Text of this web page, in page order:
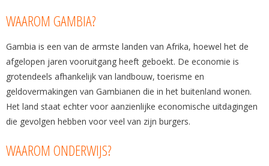
WAAROM GAMBIA?
Gambia is een van de armste landen van Afrika, hoewel het de
afgelopen jaren vooruitgang heeft geboekt. De economie is
grotendeels afhankelijk van landbouw, toerisme en
geldovermakingen van Gambianen die in het buitenland wonen.
Het land staat echter voor aanzienlijke economische uitdagingen
die gevolgen hebben voor veel van zijn burgers.
WAAROM ONDERWIJS?